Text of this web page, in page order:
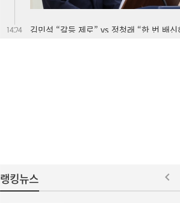
랭킹뉴스